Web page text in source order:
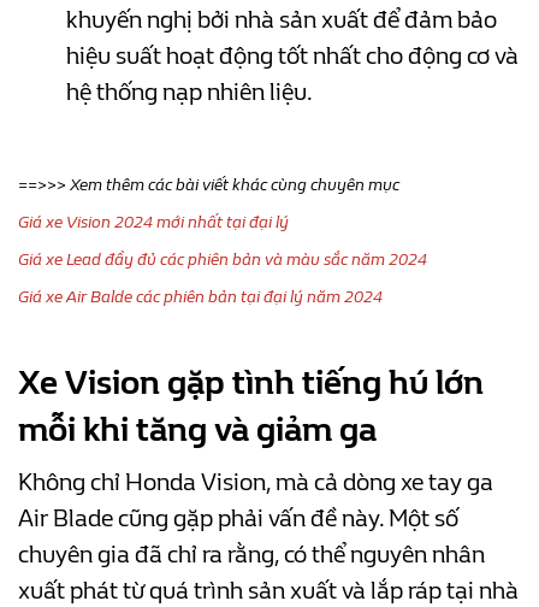
khuyến nghị bởi nhà sản xuất để đảm bảo
hiệu suất hoạt động tốt nhất cho động cơ và
hệ thống nạp nhiên liệu.
==>>> Xem thêm các bài viết khác cùng chuyên mục
Giá xe Vision 2024 mới nhất tại đại lý
Giá xe Lead đầy đủ các phiên bản và màu sắc năm 2024
Giá xe Air Balde các phiên bản tại đại lý năm 2024
Xe Vision gặp tình tiếng hú lớn
mỗi khi tăng và giảm ga
Không chỉ Honda Vision, mà cả dòng xe tay ga
Air Blade cũng gặp phải vấn đề này. Một số
chuyên gia đã chỉ ra rằng, có thể nguyên nhân
xuất phát từ quá trình sản xuất và lắp ráp tại nhà